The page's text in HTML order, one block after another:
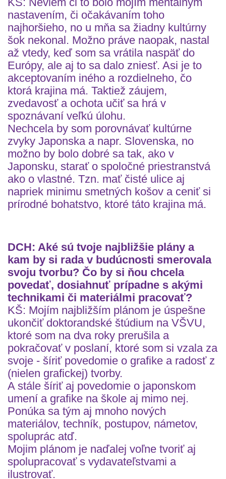
nastavením, či očakávaním toho
najhoršieho, no u mňa sa žiadny kultúrny
šok nekonal. Možno práve naopak, nastal
až vtedy, keď som sa vrátila naspäť do
Európy, ale aj to sa dalo zniesť. Asi je to
akceptovaním iného a rozdielneho, čo
ktorá krajina má. Taktiež záujem,
zvedavosť a ochota učiť sa hrá v
spoznávaní veľkú úlohu.
Nechcela by som porovnávať kultúrne
zvyky Japonska a napr. Slovenska, no
možno by bolo dobré sa tak, ako v
Japonsku, starať o spoločné priestranstvá
ako o vlastné. Tzn. mať čisté ulice aj
napriek minimu smetných košov a ceniť si
prírodné bohatstvo, ktoré táto krajina má.
DCH: Aké sú tvoje najbližšie plány a
kam by si rada v budúcnosti smerovala
svoju tvorbu? Čo by si ňou chcela
povedať, dosiahnuť prípadne s akými
technikami či materiálmi pracovať?
KŠ: Mojím najbližším plánom je úspešne
ukončiť doktorandské štúdium na VŠVU,
ktoré som na dva roky prerušila a
pokračovať v poslaní, ktoré som si vzala za
svoje - šíriť povedomie o grafike a radosť z
(nielen grafickej) tvorby.
A stále šíriť aj povedomie o japonskom
umení a grafike na škole aj mimo nej.
Ponúka sa tým aj mnoho nových
materiálov, techník, postupov, námetov,
spoluprác atď.
Mojim plánom je naďalej voľne tvoriť aj
spolupracovať s vydavateľstvami a
ilustrovať.